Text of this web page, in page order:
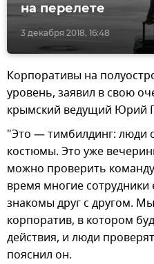
3 декабря 2018, 16:48
на перелете
Корпоративы на
уровень, заявил в свою
крымский ведущий Юрий
"Это — тимбилдинг: люди
костюмы. Это уже
можно проверить
время многие
знакомы друг с другом.
корпоратив, в котором
действия, и люди
пояснил он.